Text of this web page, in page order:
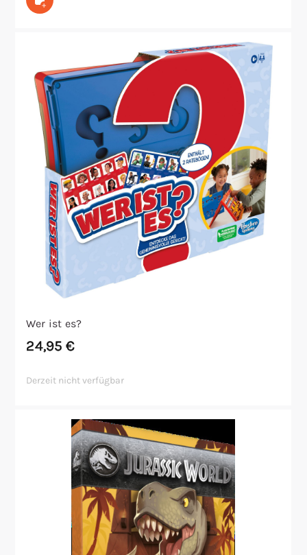
Wer ist es?
24,95€
Derzeit nicht verfügbar